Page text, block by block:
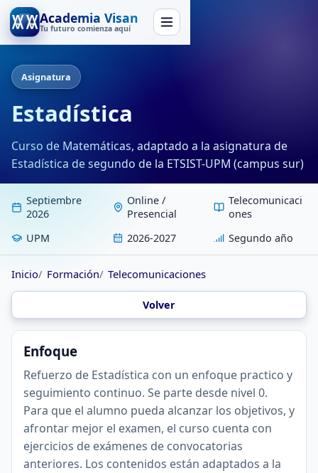
Academia Visan
Tu futuro comienza aquí
Asignatura
Estadística
Curso de Matemáticas, adaptado a la asignatura de
Estadística de segundo de la ETSIST-UPM (campus sur)
Septiembre
2026
Online /
Presencial
Telecomunicaci
ones
UPM
2026-2027 Segundo año
Inicio Formación Telecomunicaciones
Volver
Enfoque
Refuerzo de Estadística con un enfoque practico y
seguimiento continuo. Se parte desde nivel 0.
Para que el alumno pueda alcanzar los objetivos, y
afrontar mejor el examen, el curso cuenta con
ejercicios de exámenes de convocatorias
anteriores. Los contenidos están adaptados a la